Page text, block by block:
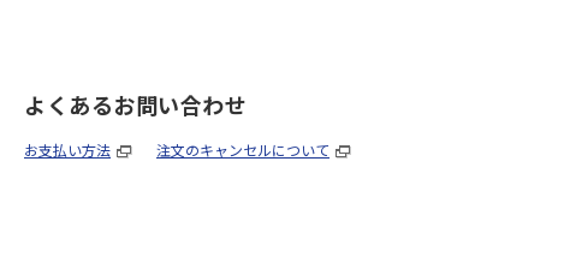
よくあるお問い合わせ
お支払い方法 注文のキャンセルについて